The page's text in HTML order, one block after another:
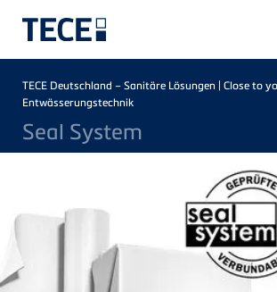
Breadcrumb
TECE Deutschland – Sanitäre Lösungen | Close to
Entwässerungstechnik
Seal System